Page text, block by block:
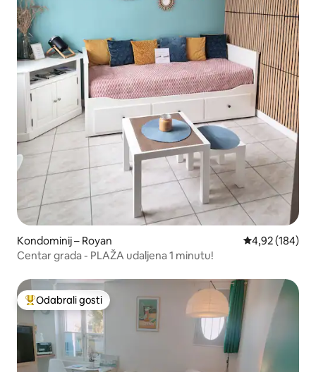
Kondominij – Royan Prosječna
4,92 (184)
Centar grada - PLAŽA udaljena 1 minutu!
Među najviše rangiranima s oznakom „Odabrali gosti”
Odabrali gosti